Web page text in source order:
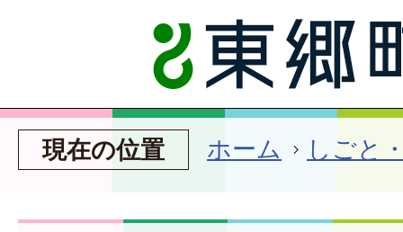
現在の位置 ホーム しごと